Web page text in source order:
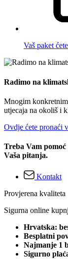
Vaš paket
Radimo na
Mnogim
utjecaja na okoliš i
Ovdje ćete pronaći
Treba Vam
Vaša pitanja.
Kontakt
Provjerena kvaliteta
Sigurna online
Hrvatska:
Besplatni
Najmanje 1
Sigurno